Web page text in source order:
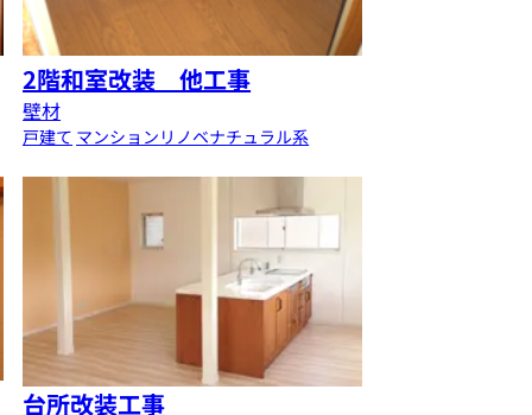
2階和室改装 他工事
壁材
戸建て マンション リノベナチュラル系
台所改装工事